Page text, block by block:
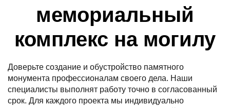
мемориальный
комплекс на могилу
Доверьте создание и обустройство памятного
монумента профессионалам своего дела. Наши
специалисты выполнят работу точно в согласованный
срок. Для каждого проекта мы индивидуально